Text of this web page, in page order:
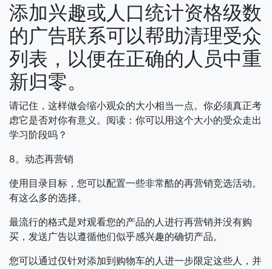
添加兴趣或人口统计资格级数
的广告联系可以帮助清理受众
列表，以便在正确的人员中重
新归零。
请记住，这样做会缩小观众的大小相当一点。你必须真正考
虑它是否对你有意义。阅读：你可以用这个大小的受众走出
学习阶段吗？
8。动态再营销
使用目录目标，您可以配置一些非常酷的再营销竞选活动。
有这么多的选择。
最流行的格式是对观看您的产品的人进行再营销并没有购
买，发送广告以遵循他们似乎感兴趣的确切产品。
您可以通过仅针对添加到购物车的人进一步限定这些人，并